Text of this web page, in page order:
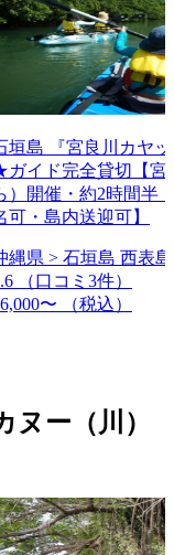
垣島 『宮良川カヤ
イド完全貸切【宮
）開催・約2時間半
可・島内送迎可】
縄県 > 石垣島 西表
（口コミ3件）
〜
（税込）
ー（川）